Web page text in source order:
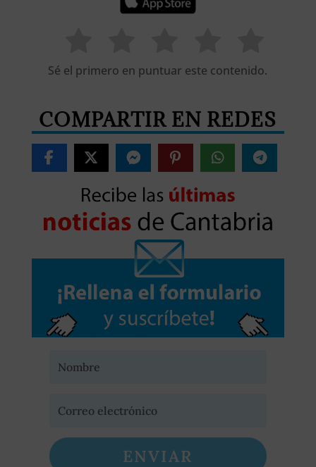
Sé el primero en puntuar este contenido.
COMPARTIR EN REDES
ENVIAR